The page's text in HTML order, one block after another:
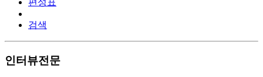
검색
인터뷰전문